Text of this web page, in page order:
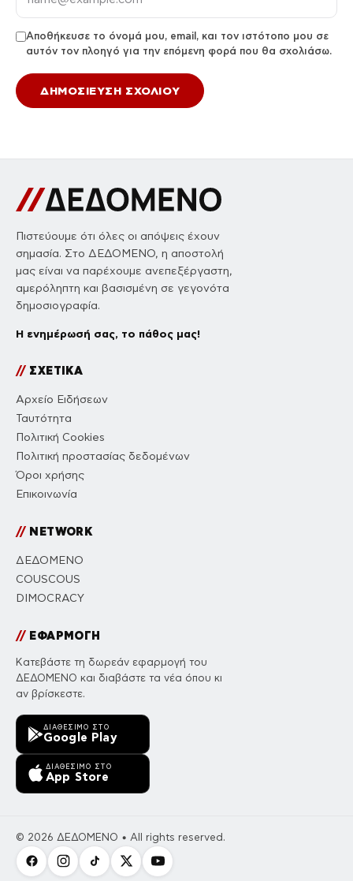
Αποθήκευσε το όνομά μου, email, και τον ιστότοπο μου σε
αυτόν τον πλοηγό για την επόμενη φορά που θα σχολιάσω.
Πιστεύουμε ότι όλες οι απόψεις έχουν
σημασία. Στο ΔΕΔΟΜΕΝΟ, η αποστολή
μας είναι να παρέχουμε ανεπεξέργαστη,
αμερόληπτη και βασισμένη σε γεγονότα
δημοσιογραφία.
Η ενημέρωσή σας, το πάθος μας!
//ΣΧΕΤΙΚΑ
Αρχείο Ειδήσεων
Ταυτότητα
Πολιτική Cookies
Πολιτική προστασίας δεδομένων
Όροι χρήσης
Επικοινωνία
//NETWORK
ΔΕΔΟΜΕΝΟ
COUSCOUS
DIMOCRACY
//ΕΦΑΡΜΟΓΗ
Κατεβάστε τη δωρεάν εφαρμογή του
ΔΕΔΟΜΕΝΟ και διαβάστε τα νέα όπου κι
αν βρίσκεστε.
ΔΙΑΘΈΣΙΜΟ ΣΤΟ
Google Play
ΔΙΑΘΈΣΙΜΟ ΣΤΟ
App Store
© 2026 ΔΕΔΟΜΕΝΟ • All rights reserved.